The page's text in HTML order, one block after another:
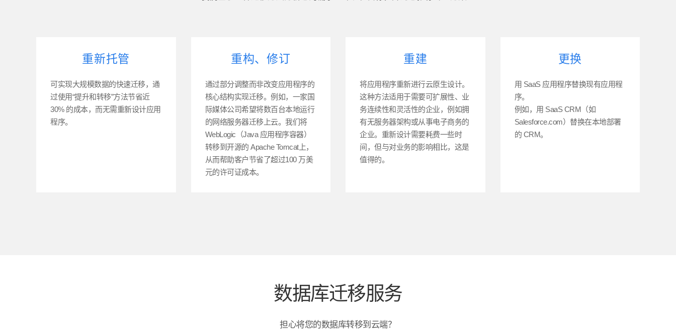
重新托管
可实现大规模数据的快速迁移，通
过使用“提升和转移”方法节省近
30% 的成本，而无需重新设计应用
程序。
重构、修订
通过部分调整而非改变应用程序的
核心结构实现迁移。例如，一家国
际媒体公司希望将数百台本地运行
的网络服务器迁移上云。我们将
WebLogic（Java 应用程序容器）
转移到开源的 Apache Tomcat上，
从而帮助客户节省了超过100 万美
元的许可证成本。
重建
将应用程序重新进行云原生设计。
这种方法适用于需要可扩展性、业
务连续性和灵活性的企业，例如拥
有无服务器架构或从事电子商务的
企业。重新设计需要耗费一些时
间，但与对业务的影响相比，这是
值得的。
更换
用 SaaS 应用程序替换现有应用程
序。
例如，用 SaaS CRM（如
Salesforce.com）替换在本地部署
的 CRM。
数据库迁移服务
担心将您的数据库转移到云端？